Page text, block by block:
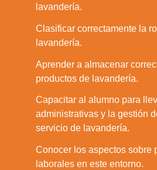
lavandería.
Clasificar correctamente la
lavandería.
Aprender a almacenar
productos de lavandería.
Capacitar al alumno para
administrativas y la gestión
servicio de lavandería.
Conocer los aspectos sobre
laborales en este entorno.